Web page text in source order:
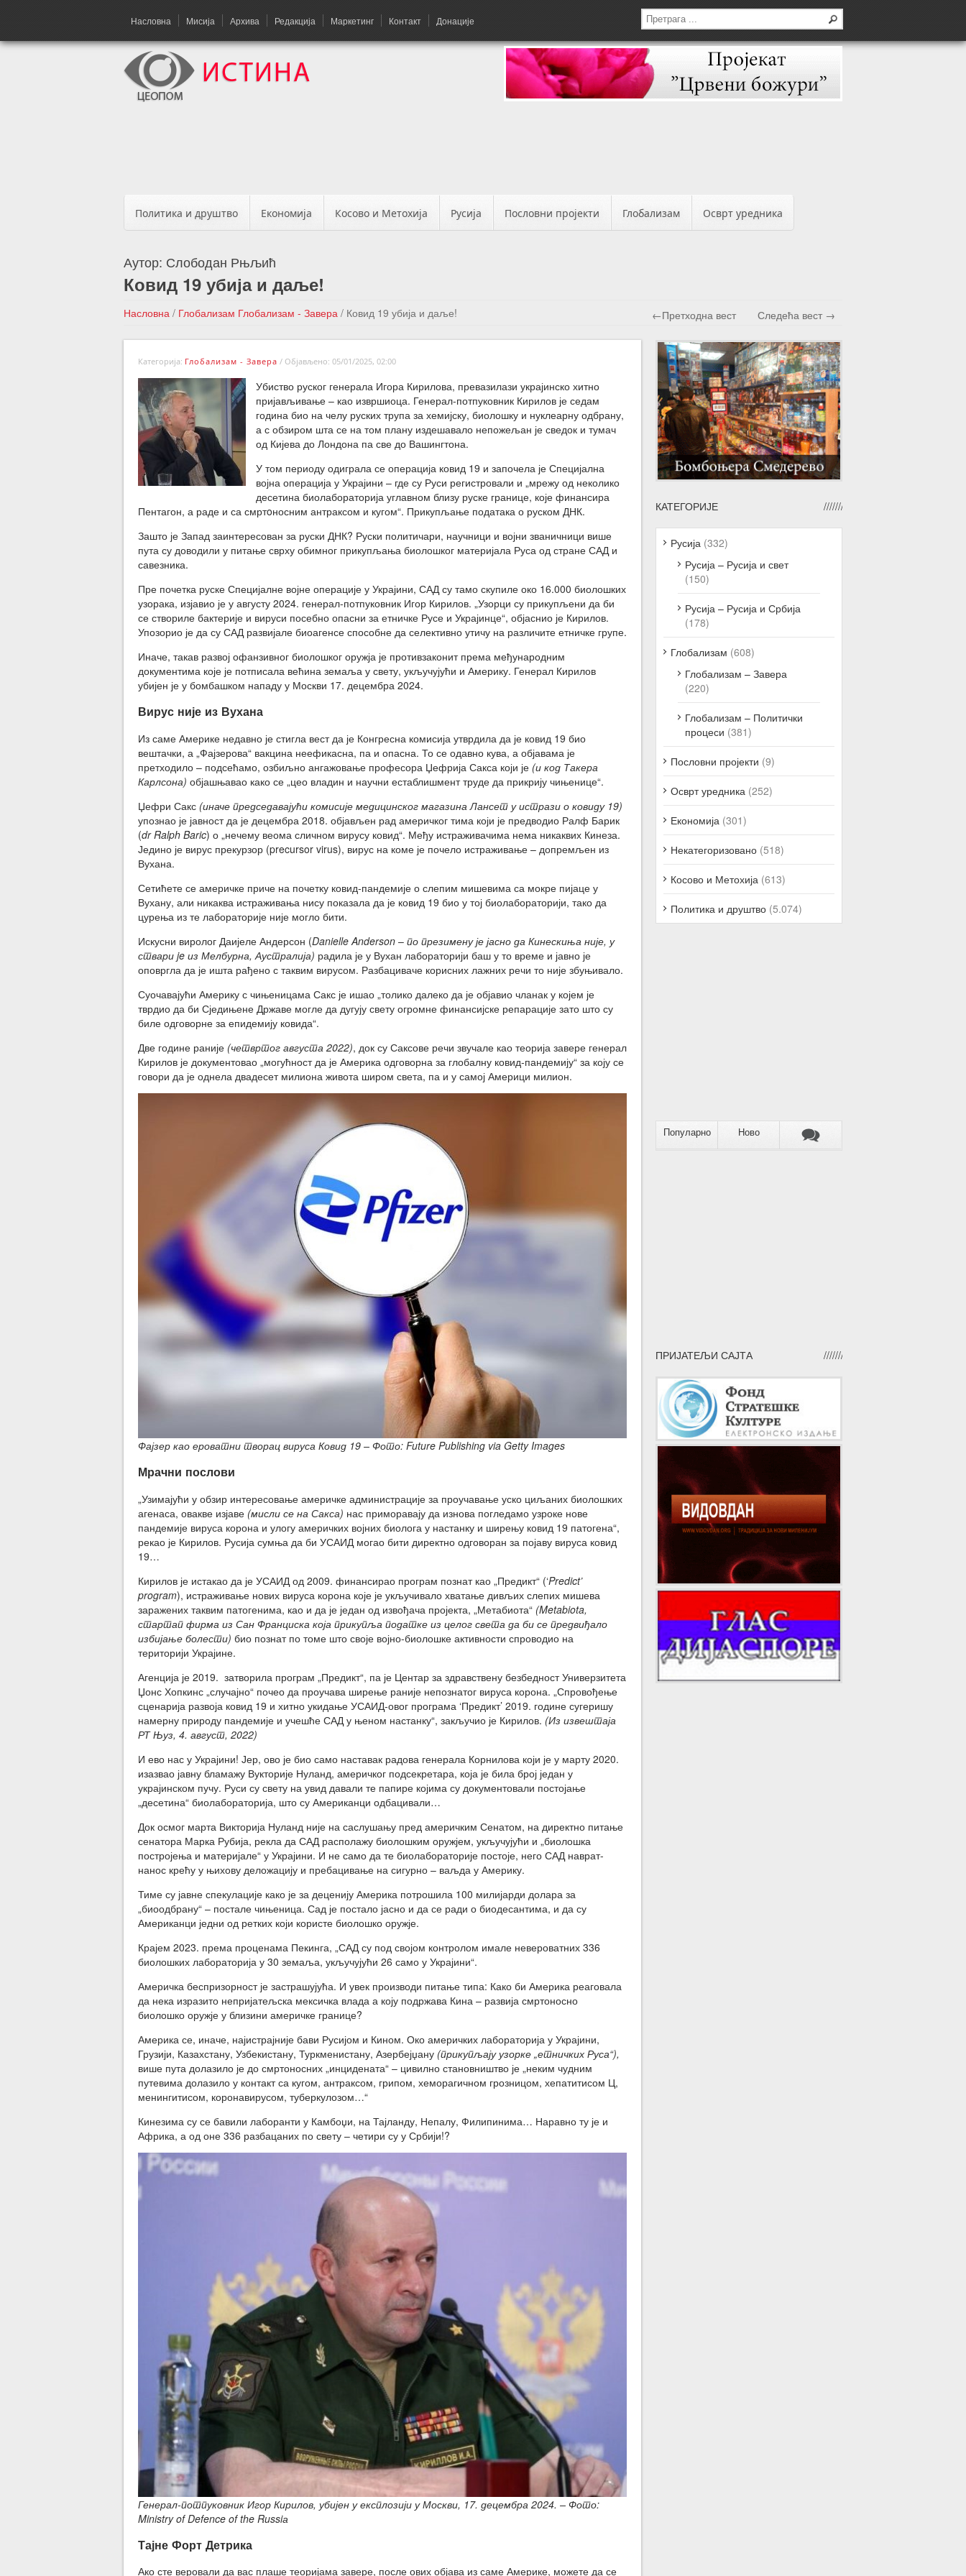
Насловна Мисија Архива Редакција Маркетинг Контакт Донације
Политика и друштво Економија Косово и Метохија Русија Пословни пројекти Глобализам Осврт уредника
Аутор: Слободан Рњљић
Ковид 19 убија и даље!
Насловна / Глобализам Глобализам - Завера / Ковид 19 убија и даље! ←Претходна вест Следећа вест →
Категорија: Глобализам - Завера / Објављено: 05/01/2025, 02:00
Убиство руског генерала Игора Кирилова, превазилази украјинско хитно
пријављивање – као извршиоца. Генерал-потпуковник Кирилов је седам
година био на челу руских трупа за хемијску, биолошку и нуклеарну одбрану,
а с обзиром шта се на том плану издешавало непожељан је сведок и тумач
од Кијева до Лондона па све до Вашингтона.
У том периоду одиграла се операција ковид 19 и започела је Специјална
војна операција у Украјини – где су Руси регистровали и „мрежу од неколико
десетина биолабораторија углавном близу руске границе, које финансира
Пентагон, а раде и са смртoносним антраксом и кугом“. Прикупљање података о руском ДНК.
Зашто је Запад заинтересован за руски ДНК? Руски политичари, научници и војни званичници више
пута су доводили у питање сврху обимног прикупљања биолошког материјала Руса од стране САД и
савезника.
Пре почетка руске Специјалне војне операције у Украјини, САД су тамо скупиле око 16.000 биолошких
узорака, изјавио је у августу 2024. генерал-потпуковник Игор Кирилов. „Узорци су прикупљени да би
се створиле бактерије и вируси посебно опасни за етничке Русе и Украјинце“, објаснио је Кирилов.
Упозорио је да су САД развијале биоагенсе способне да селективно утичу на различите етничке групе.
Иначе, такав развој офанзивног биолошког оружја је противзаконит према међународним
документима које је потписала већина земаља у свету, укључујући и Америку. Генерал Кирилов
убијен је у бомбашком нападу у Москви 17. децембра 2024.
Вирус није из Вухана
Из саме Америке недавно је стигла вест да је Конгресна комисија утврдила да је ковид 19 био
вештачки, а „Фајзерова“ вакцина неефикасна, па и опасна. То се одавно кува, а објавама је
претходило – подсећамо, озбиљно ангажовање професора Џефрија Сакса који је (и код Такера
Карлсона) објашњавао како се „цео владин и научни естаблишмент труде да прикрију чињенице“.
Џефри Сакс (иначе председавајући комисије медицинског магазина Лансет у истрази о ковиду 19)
упознао је јавност да је децембра 2018. објављен рад америчког тима који је предводио Ралф Барик
(dr Ralph Baric) о „нечему веома сличном вирусу ковид“. Међу истраживачима нема никаквих Кинеза.
Једино је вирус прекурзор (precursor virus), вирус на коме је почело истраживање – допремљен из
Вухана.
Сетићете се америчке приче на почетку ковид-пандемије о слепим мишевима са мокре пијаце у
Вухану, али никаква истраживања нису показала да је ковид 19 био у тој биолабораторији, тако да
цурења из те лабораторије није могло бити.
Искусни виролог Даијеле Андерсон (Danielle Anderson – по презимену је јасно да Кинескиња није, у
ствари je из Мелбурна, Аустралија) радила је у Вухан лабораторији баш у то време и јавно је
оповргла да је ишта рађено с таквим вирусом. Разбациваче корисних лажних речи то није збуњивало.
Суочавајући Америку с чињеницама Сакс је ишао „толико далеко да је објавио чланак у којем је
тврдио да би Сједињене Државе могле да дугују свету огромне финансијске репарације зато што су
биле одговорне за епидемију ковида“.
Две године раније (четвртог августа 2022), док су Саксове речи звучале као теорија завере генерал
Кирилов је документовао „могућност да је Америка одговорна за глобалну ковид-пандемију“ за коју се
говори да је однела двадесет милиона живота широм света, па и у самој Америци милион.
Фајзер као ероватни творац вируса Ковид 19 – Фото: Future Publishing via Getty Images
Мрачни послови
„Узимајући у обзир интересовање америчке администрације за проучавање уско циљаних биолошких
агенаса, овакве изјаве (мисли се на Сакса) нас приморавају да изнова погледамо узроке нове
пандемије вируса корона и улогу америчких војних биолога у настанку и ширењу ковид 19 патогена“,
рекао је Кирилов. Русија сумња да би УСАИД могао бити директно одговоран за појаву вируса ковид
19…
Кирилов је истакао да је УСАИД од 2009. финансирао програм познат као „Предикт“ (‘Predict’
program), истраживање нових вируса корона које је укључивало хватање дивљих слепих мишева
заражених таквим патогенима, као и да је један од извођача пројекта, „Метабиота“ (Metabiota,
стартап фирма из Сан Франциска која прикупља податке из целог света да би се предвиђало
избијање болести) био познат по томе што своје војно-биолошке активности спроводио на
територији Украјине.
Агенција је 2019. затворила програм „Предикт“, па је Центар за здравствену безбедност Универзитета
Џонс Хопкинс „случајно“ почео да проучава ширење раније непознатог вируса корона. „Спровођење
сценарија развоја ковид 19 и хитно укидање УСАИД-овог програма ‘Предикт’ 2019. године сугеришу
намерну природу пандемије и учешће САД у њеном настанку“, закључио је Кирилов. (Из извештаја
РТ Њуз, 4. август, 2022)
И ево нас у Украјини! Јер, ово је био само наставак радова генерала Корнилова који је у марту 2020.
изазвао јавну бламажу Вукторије Нуланд, америчког подсекретара, која је била број један у
украјинском пучу. Руси су свету на увид давали те папире којима су документовали постојање
„десетина“ биолабораторија, што су Американци одбацивали…
Док осмог марта Викторија Нуланд није на саслушању пред америчким Сенатом, на директно питање
сенатора Марка Рубија, рекла да САД располажу биолошким оружјем, укључујући и „биолошка
постројења и материјале“ у Украјини. И не само да те биолабораторије постоје, него САД наврат-
нанос крећу у њихову деложацију и пребацивање на сигурно – ваљда у Америку.
Тиме су јавне спекулације како је за деценију Америка потрошила 100 милијарди долара за
„биоодбрану“ – постале чињеница. Сад је постало јасно и да се ради о биодесантима, и да су
Американци једни од ретких који користе биолошко оружје.
Крајем 2023. према проценама Пекинга, „САД су под својом контролом имале невероватних 336
биолошких лабораторија у 30 земаља, укључујући 26 само у Украјини“.
Америчка беспризорност је застрашујућа. И увек производи питање типа: Како би Америка реаговала
да нека изразито непријатељска мексичка влада а коју подржава Кина – развија смртоносно
биолошко оружје у близини америчке границе?
Америка се, иначе, најистрајније бави Русијом и Кином. Око америчких лабораторија у Украјини,
Грузији, Казахстану, Узбекистану, Туркменистану, Азербејџану (прикупљају узорке „етничких Руса“),
више пута долазило је до смртоносних „инцидената“ – цивилно становништво је „неким чудним
путевима долазило у контакт са кугом, антраксом, грипом, хеморагичном грозницом, хепатитисом Ц,
менингитисом, коронавирусом, туберкулозом…“
Кинезима су се бавили лаборанти у Камбоџи, на Тајланду, Непалу, Филипинима… Наравно ту је и
Африка, а од оне 336 разбацаних по свету – четири су у Србији!?
Генерал-потпуковник Игор Кирилов, убијен у експлозији у Москви, 17. децембра 2024. – Фото:
Ministry of Defence of the Russiа
Тајне Форт Детрика
Ако сте веровали да вас плаше теоријама завере, после ових објава из саме Америке, можете да се
КАТЕГОРИЈЕ
Русија (332)
Русија – Русија и свет
(150)
Русија – Русија и Србија
(178)
Глобализам (608)
Глобализам – Завера
(220)
Глобализам – Политички
процеси (381)
Пословни пројекти (9)
Осврт уредника (252)
Економија (301)
Некатегоризовано (518)
Косово и Метохија (613)
Политика и друштво (5.074)
Популарно Ново
ПРИЈАТЕЉИ САЈТА